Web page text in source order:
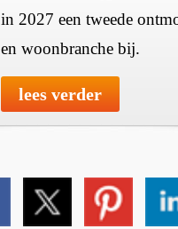
in 2027 een tweede
en woonbranche bij.
lees verder